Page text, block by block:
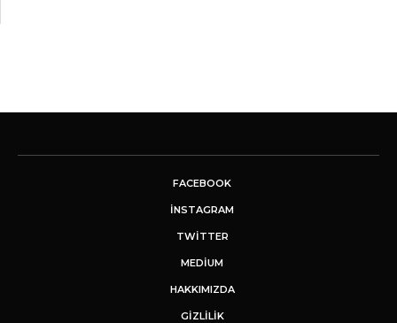
FACEBOOK
INSTAGRAM
TWITTER
MEDIUM
HAKKIMIZDA
GİZLİLİK